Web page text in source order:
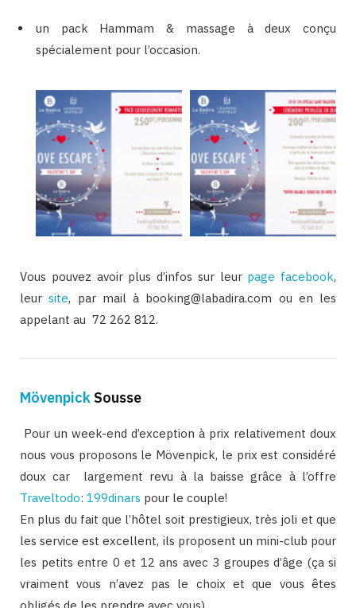
un pack Hammam & massage à deux conçu
spécialement pour l’occasion.
Vous pouvez avoir plus d’infos sur leurpage facebook,
leursite, par mail à booking@labadira.com ou en les
appelant au 72 262 812.
Mövenpick Sousse
Pour un week-end d’exception à prix relativement doux
nous vous proposons le Mövenpick, le prix est considéré
doux car largement revu à la baisse grâce à l’offre
Traveltodo: 199dinars pour le couple!
En plus du fait que l’hôtel soit prestigieux, très joli et que
les service est excellent, ils proposent un mini-club pour
les petits entre 0 et 12 ans avec 3 groupes d’âge (ça si
vraiment vous n’avez pas le choix et que vous êtes